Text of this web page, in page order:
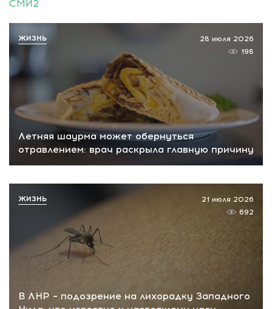
СМИ2
Летняя шаурма может обернуться
отравлением: врач раскрыла главную причину
28 июля 2026
198
ЖИЗНЬ
В ЛНР – подозрение на лихорадку Западного
21 июля 2026
692
ЖИЗНЬ